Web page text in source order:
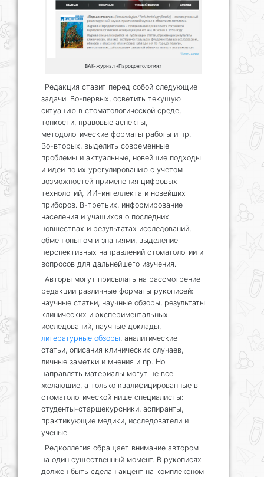
ВАК-журнал «Пародонтология»
Редакция ставит перед собой следующие
задачи. Во-первых, осветить текущую
ситуацию в стоматологической среде,
тонкости, правовые аспекты,
методологические форматы работы и пр.
Во-вторых, выделить современные
проблемы и актуальные, новейшие подходы
и идеи по их урегулированию с учетом
возможностей применения цифровых
технологий, ИИ-интеллекта и новейших
приборов. В-третьих, информирование
населения и учащихся о последних
новшествах и результатах исследований,
обмен опытом и знаниями, выделение
перспективных направлений стоматологии и
вопросов для дальнейшего изучения.
Авторы могут присылать на рассмотрение
редакции различные форматы рукописей:
научные статьи, научные обзоры, результаты
клинических и экспериментальных
исследований, научные доклады,
литературные обзоры, аналитические
статьи, описания клинических случаев,
личные заметки и мнения и пр. Но
направлять материалы могут не все
желающие, а только квалифицированные в
стоматологической нише специалисты:
студенты-старшекурсники, аспиранты,
практикующие медики, исследователи и
ученые.
Редколлегия обращает внимание автором
на один существенный момент. В рукописях
должен быть сделан акцент на комплексном